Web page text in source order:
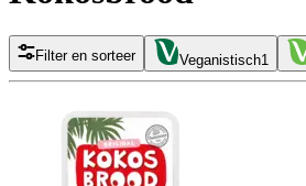
Filter en sorteer Veganistisch1